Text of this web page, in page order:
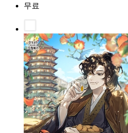
무료